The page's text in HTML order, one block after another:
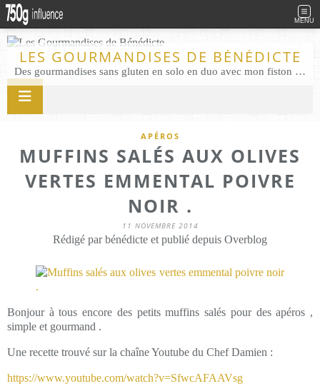
MENU
LES GOURMANDISES DE BÉNÉDICTE
Des gourmandises sans gluten en solo en duo avec mon fiston . Salé comme Sucré sans gluten éco responsable Les Gourmandises de Bénédicte gâteau produits locaux
APÉROS
MUFFINS SALÉS AUX OLIVES
VERTES EMMENTAL POIVRE
NOIR .
11 NOVEMBRE 2014
Rédigé par bénédicte et publié depuis Overblog
Bonjour à tous encore des petits muffins salés pour des apéros ,
simple et gourmand .
Une recette trouvé sur la chaîne Youtube du Chef Damien :
https://www.youtube.com/watch?v=SfwcAFAAVsg